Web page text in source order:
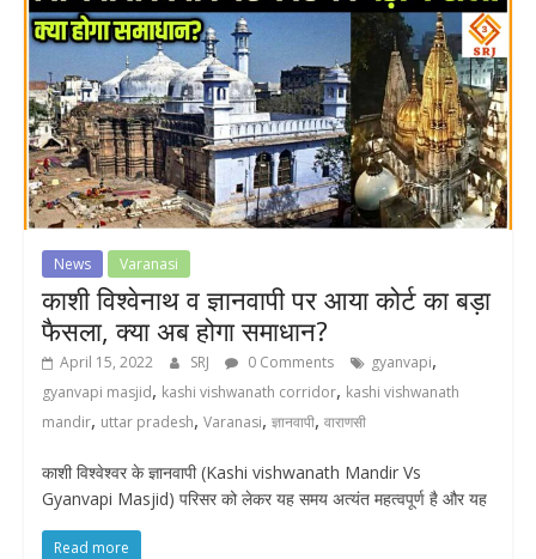
News Varanasi
काशी विश्वेनाथ व ज्ञानवापी पर आया कोर्ट का बड़ा
फैसला, क्या अब होगा समाधान?
April 15, 2022 SRJ 0 Comments gyanvapi,
gyanvapi masjid, kashi vishwanath corridor, kashi vishwanath
mandir, uttar pradesh, Varanasi, ज्ञानवापी, वाराणसी
काशी विश्वेश्वर के ज्ञानवापी (Kashi vishwanath Mandir Vs
Gyanvapi Masjid) परिसर को लेकर यह समय अत्यंत महत्वपूर्ण है और यह
Read more